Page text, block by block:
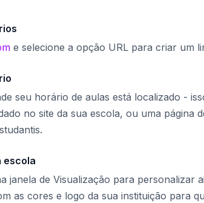
e selecione a opção URL para criar um
seu horário de aulas está localizado -
no site da sua escola, ou uma página
escola
janela de Visualização para personalizar
as cores e logo da sua instituição para